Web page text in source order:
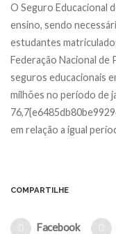
O Seguro Educacional
ensino, sendo
estudantes
Federação Nacional de
seguros educacionais
milhões no período de
em relação a igual
COMPARTILHE
Facebook